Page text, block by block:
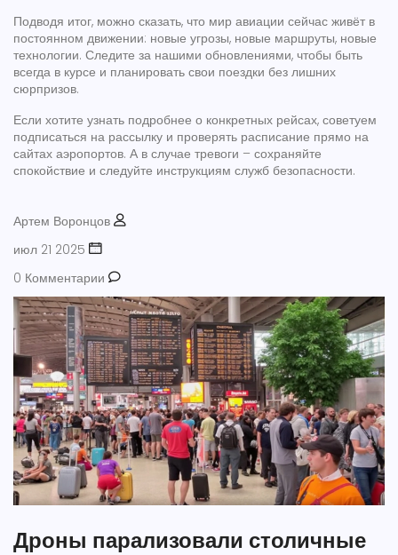
Подводя итог, можно сказать, что мир авиации сейчас живёт в
постоянном движении: новые угрозы, новые маршруты, новые
технологии. Следите за нашими обновлениями, чтобы быть
всегда в курсе и планировать свои поездки без лишних
сюрпризов.
Если хотите узнать подробнее о конкретных рейсах, советуем
подписаться на рассылку и проверять расписание прямо на
сайтах аэропортов. А в случае тревоги – сохраняйте
спокойствие и следуйте инструкциям служб безопасности.
Артем Воронцов
июл 21 2025
0 Комментарии
Дроны парализовали столичные